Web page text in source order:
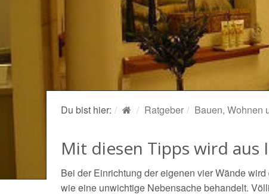
Du bist hier: Ratgeber Bauen, Wohnen
Mit diesen Tipps wird aus
Bei der Einrichtung der eigenen vier Wände
wie eine unwichtige Nebensache behandelt.